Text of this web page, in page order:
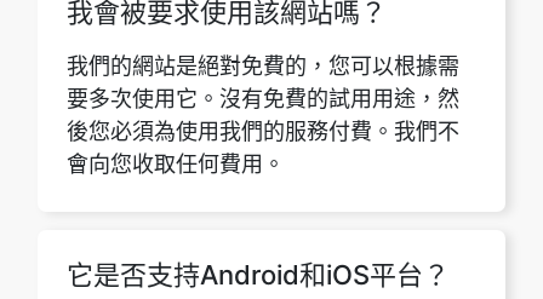
我們的網站是絕對免費的，您可以根據需
要多次使用它。沒有免費的試用用途，然
後您必須為使用我們的服務付費。我們不
會向您收取任何費用。
是的，我們的網站在瀏覽器上工作，因此